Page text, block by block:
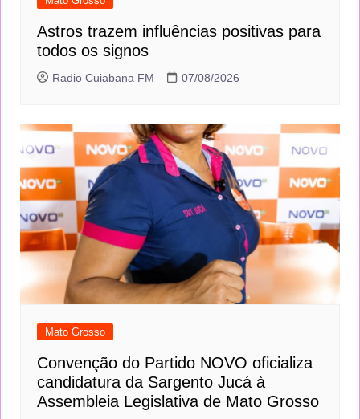
Mato Grosso
Astros trazem influências positivas para
todos os signos
Radio Cuiabana FM 07/08/2026
Mato Grosso
Convenção do Partido NOVO oficializa
candidatura da Sargento Jucá à
Assembleia Legislativa de Mato Grosso